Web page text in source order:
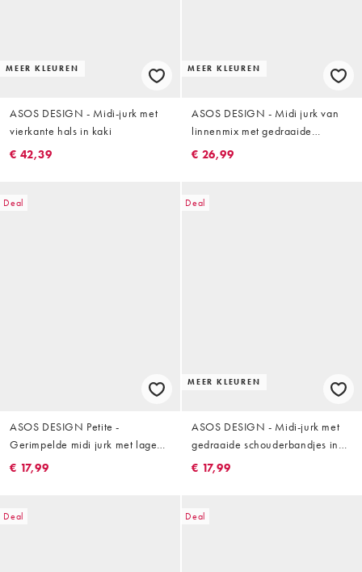
MEER KLEUREN
ASOS DESIGN - Midi-jurk met
vierkante hals in kaki
€ 42,39
MEER KLEUREN
ASOS DESIGN - Midi jurk van
linnenmix met gedraaide
schouders en rimpeleffect in
€ 26,99
Deal
ASOS DESIGN Petite -
Gerimpelde midi jurk met lage
ronde hals en rimpeleffect in
€ 17,99
Deal
MEER KLEUREN
ASOS DESIGN - Midi-jurk met
gedraaide schouderbandjes in
kaki
€ 17,99
Deal Deal